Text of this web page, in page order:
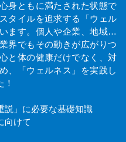
身ともに満たされた状態で
タイルを追求する「ウェル
ます。個人や企業、地域…
界でもその動きが広がりつ
と体の健康だけでなく、対
、「ウェルネス」を実践し
説」に必要な基礎知識
向けて